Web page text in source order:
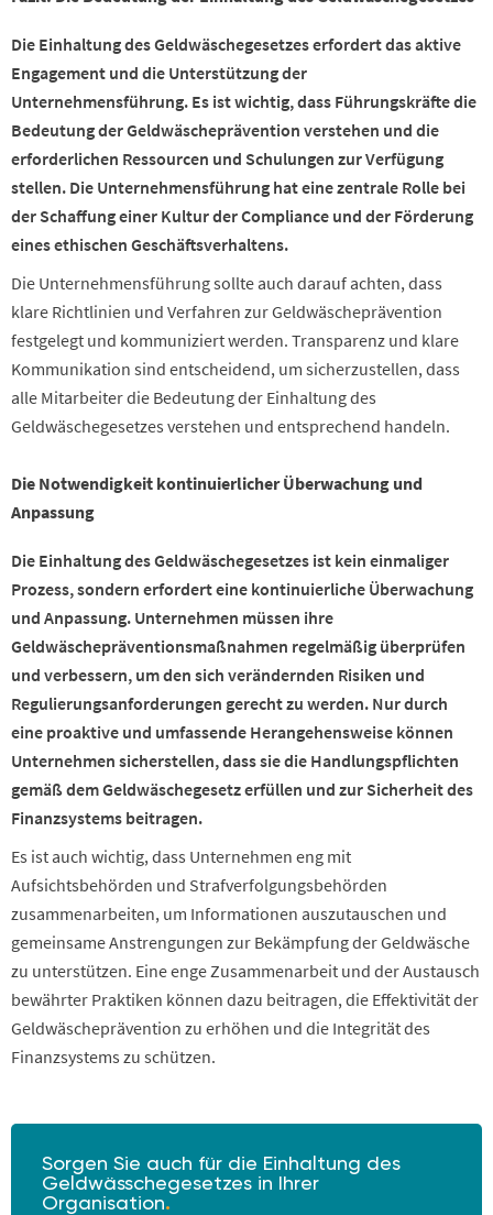
Die Einhaltung des Geldwäschegesetzes erfordert das aktive
Engagement und die Unterstützung der
Unternehmensführung. Es ist wichtig, dass Führungskräfte die
Bedeutung der Geldwäscheprävention verstehen und die
erforderlichen Ressourcen und Schulungen zur Verfügung
stellen. Die Unternehmensführung hat eine zentrale Rolle bei
der Schaffung einer Kultur der Compliance und der Förderung
eines ethischen Geschäftsverhaltens.
Die Unternehmensführung sollte auch darauf achten, dass
klare Richtlinien und Verfahren zur Geldwäscheprävention
festgelegt und kommuniziert werden. Transparenz und klare
Kommunikation sind entscheidend, um sicherzustellen, dass
alle Mitarbeiter die Bedeutung der Einhaltung des
Geldwäschegesetzes verstehen und entsprechend handeln.
Die Notwendigkeit kontinuierlicher Überwachung und
Anpassung
Die Einhaltung des Geldwäschegesetzes ist kein einmaliger
Prozess, sondern erfordert eine kontinuierliche Überwachung
und Anpassung. Unternehmen müssen ihre
Geldwäschepräventionsmaßnahmen regelmäßig überprüfen
und verbessern, um den sich verändernden Risiken und
Regulierungsanforderungen gerecht zu werden. Nur durch
eine proaktive und umfassende Herangehensweise können
Unternehmen sicherstellen, dass sie die Handlungspflichten
gemäß dem Geldwäschegesetz erfüllen und zur Sicherheit des
Finanzsystems beitragen.
Es ist auch wichtig, dass Unternehmen eng mit
Aufsichtsbehörden und Strafverfolgungsbehörden
zusammenarbeiten, um Informationen auszutauschen und
gemeinsame Anstrengungen zur Bekämpfung der Geldwäsche
zu unterstützen. Eine enge Zusammenarbeit und der Austausch
bewährter Praktiken können dazu beitragen, die Effektivität der
Geldwäscheprävention zu erhöhen und die Integrität des
Finanzsystems zu schützen.
Sorgen Sie auch für die Einhaltung des
Geldwässchegesetzes in Ihrer
Organisation.